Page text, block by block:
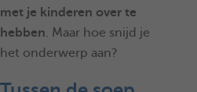
met je kinderen over te
hebben. Maar hoe snijd je
het onderwerp aan?